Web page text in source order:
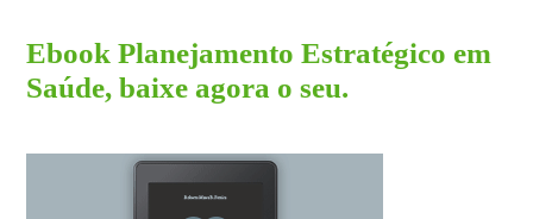
Ebook Planejamento Estratégico em
Saúde, baixe agora o seu.